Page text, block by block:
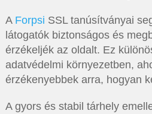
AForpsi SSL tanúsítványai
látogatók biztonságos és
érzékeljék az oldalt. Ez
adatvédelmi környezetben,
érzékenyebbek arra, hogyan
A gyors és stabil tárhely